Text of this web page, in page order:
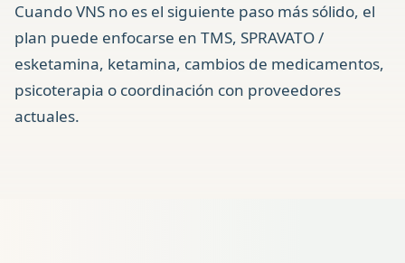
Cuando VNS no es el siguiente paso más sólido, el
plan puede enfocarse en TMS, SPRAVATO /
esketamina, ketamina, cambios de medicamentos,
psicoterapia o coordinación con proveedores
actuales.